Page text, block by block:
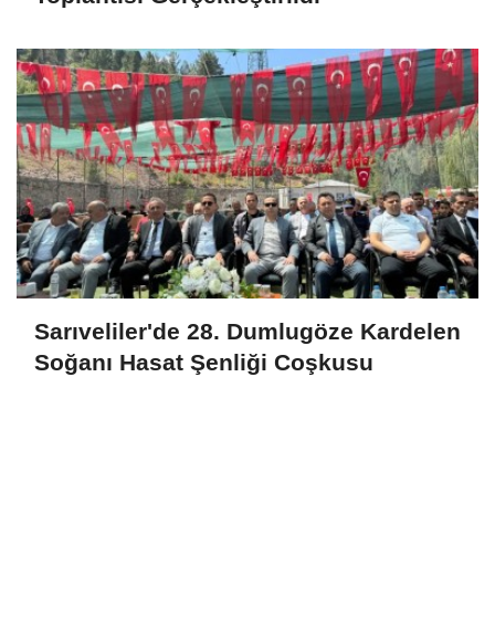
Sarıveliler'de 28. Dumlugöze Kardelen
Soğanı Hasat Şenliği Coşkusu